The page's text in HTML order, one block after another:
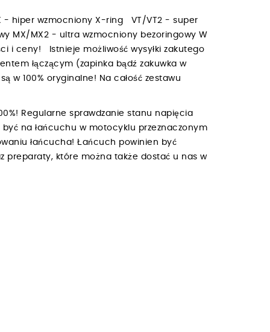
- hiper wzmocniony X-ring VT/VT2 - super
MX/MX2 - ultra wzmocniony bezoringowy W
i ceny! Istnieje możliwość wysyłki zakutego
łączącym (zapinka bądź zakuwka w
w 100% oryginalne! Na całość zestawu
Regularne sprawdzanie stanu napięcia
być na łańcuchu w motocyklu przeznaczonym
łańcucha! Łańcuch powinien być
preparaty, które można także dostać u nas w